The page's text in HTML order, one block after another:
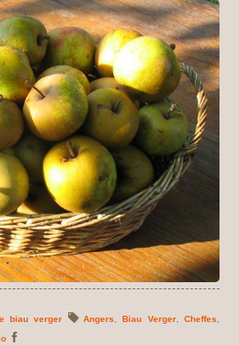
biau verger Angers, Biau Verger, Cheffes,